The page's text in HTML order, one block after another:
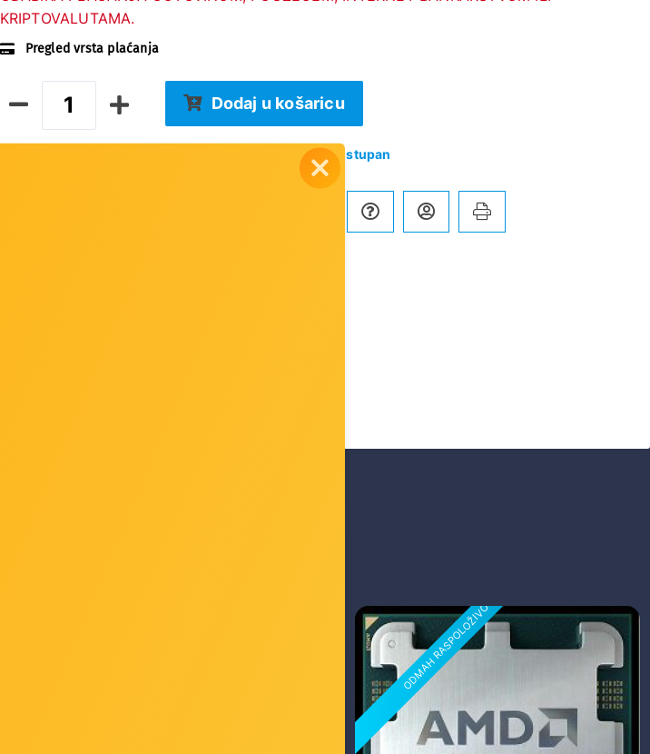
KRIPTOVALUTAMA.
Pregled vrsta plaćanja
Dodaj u košaricu
Artikl je dostupan
ODMAH RASPOLOŽIVO